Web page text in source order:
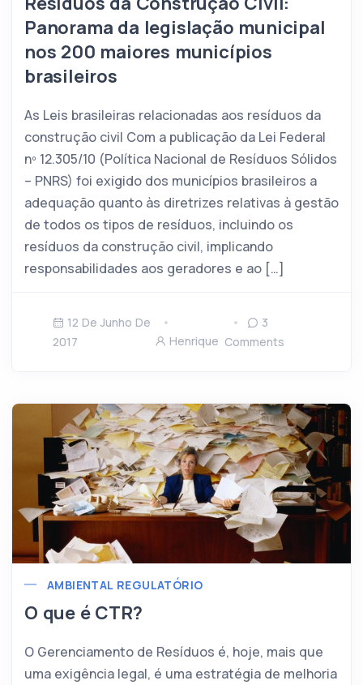
Panorama da legislação municipal
nos 200 maiores municípios
brasileiros
As Leis brasileiras relacionadas aos resíduos da
construção civil Com a publicação da Lei Federal
nº 12.305/10 (Política Nacional de Resíduos Sólidos
– PNRS) foi exigido dos municípios brasileiros a
adequação quanto às diretrizes relativas à gestão
de todos os tipos de resíduos, incluindo os
resíduos da construção civil, implicando
responsabilidades aos geradores e ao […]
12 De Junho De
2017
Henrique
3
Comments
AMBIENTAL REGULATÓRIO
O que é CTR?
O Gerenciamento de Resíduos é, hoje, mais que
uma exigência legal, é uma estratégia de melhoria